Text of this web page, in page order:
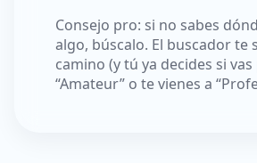
Consejo pro: si no sabes
algo, búscalo. El buscador te
camino (y tú ya decides si
“Amateur” o te vienes a